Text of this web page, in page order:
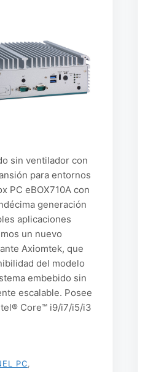
sin ventilador con
para entornos
PC eBOX710A con
generación
aplicaciones
un nuevo
Axiomtek, que
del modelo
embebido sin
escalable. Posee
Core™ i9/i7/i5/i3
PC